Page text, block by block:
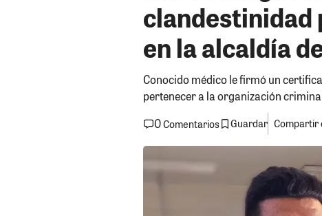
clandestinidad
en la alcaldía
Conocido médico le firmó un
pertenecer a la organización
0Comentarios Guardar Compartir